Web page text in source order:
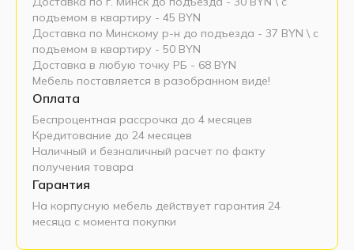
подъемом в квартиру - 45 BYN
Доставка по Минскому р-н до подъезда - 37 BYN \ c
подъемом в квартиру - 50 BYN
Доставка в любую точку РБ - 68 BYN
Мебель поставляется в разобранном виде!
Оплата
Беспроцентная рассрочка до 4 месяцев
Кредитование до 24 месяцев
Наличный и безналичный расчет по факту
получения товара
Гарантия
На корпусную мебель действует гарантия 24
месяца с момента покупки